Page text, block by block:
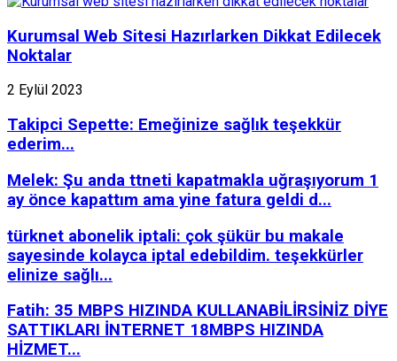
Kurumsal Web Sitesi Hazırlarken Dikkat Edilecek
Noktalar
2 Eylül 2023
Takipci Sepette: Emeğinize sağlık teşekkür
ederim...
Melek: Şu anda ttneti kapatmakla uğraşıyorum 1
ay önce kapattım ama yine fatura geldi d...
türknet abonelik iptali: çok şükür bu makale
sayesinde kolayca iptal edebildim. teşekkürler
elinize sağlı...
Fatih: 35 MBPS HIZINDA KULLANABİLİRSİNİZ DİYE
SATTIKLARI İNTERNET 18MBPS HIZINDA
HİZMET...